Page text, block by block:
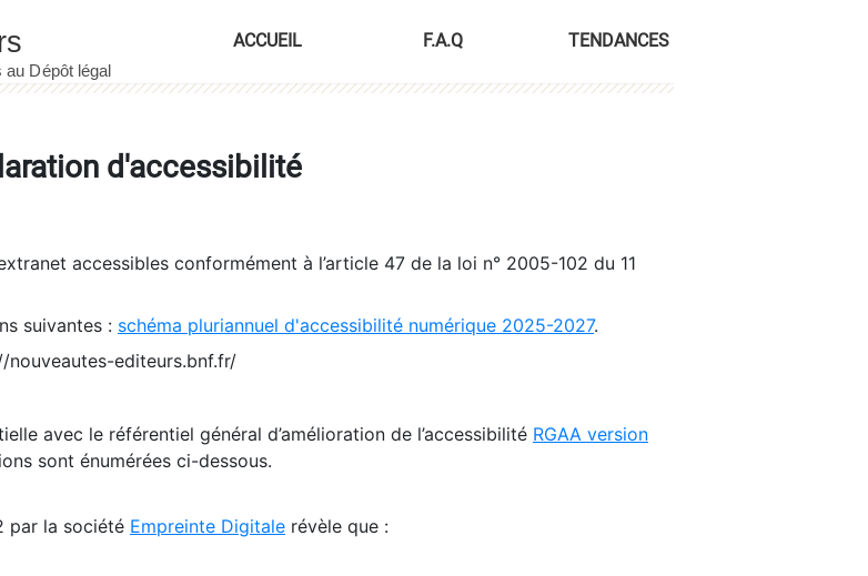
ACCUEIL F.A.Q TENDANCES
d'accessibilité
accessibles conformément à l’article 47 de la loi n° 2005-102 du 11
suivantes : schéma pluriannuel d'accessibilité numérique 2025-2027.
nouveautes-editeurs.bnf.fr/
avec le référentiel général d’amélioration de l’accessibilité RGAA version
sont énumérées ci-dessous.
par la société Empreinte Digitale révèle que :